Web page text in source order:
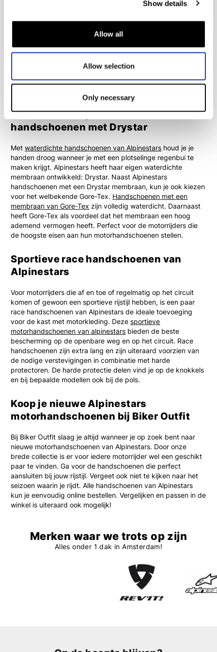
Show details
Allow all
Allow selection
Only necessary
je het beste kunt dragen. Alpinestars heeft handschoenen
modellen toch niet helemaal bij het weer passen, kun je ook
eens kijken naar midseason handschoenen van Alpinestars.
geperforeerd. Hierdoor bieden de motorhandschoenen de
nodige verkoeling. In de winter wil je natuurlijk dat de
handschoenen zijn voorzien van eenthermovoering
handen warm houdt. Bij Alpinestars heb je de keuze uit
Waterdichte Alpinestars
handschoenen met Drystar
Metwaterdichte handschoenen van Alpinestars houd je je
handen droog wanneer je met een plotselinge regenbui te
maken krijgt. Alpinestars heeft haar eigen waterdichte
membraan ontwikkeld: Drystar. Naast Alpinestars
handschoenen met een Drystar membraan, kun je ook kiezen
voor het welbekende Gore-Tex. Handschoenen met een
membraan van Gore-Tex zijn volledig waterdicht. Daarnaast
heeft Gore-Tex als voordeel dat het membraan een hoog
ademend vermogen heeft. Perfect voor de motorrijders die
de hoogste eisen aan hun motorhandschoenen stellen.
Sportieve race handschoenen van
Alpinestars
Voor motorrijders die af en toe of regelmatig op het circuit
komen of gewoon een sportieve rijstijl hebben, is een paar
race handschoenen van Alpinestars de ideale toevoeging
voor de kast met motorkleding. Dezesportieve
motorhandschoenen van alpinestars bieden de beste
bescherming op de openbare weg en op het circuit. Race
handschoenen zijn extra lang en zijn uiteraard voorzien van
de nodige verstevigingen in combinatie met harde
protectoren. De harde protectie delen vind je op de knokkels
en bij bepaalde modellen ook bij de pols.
Koop je nieuwe Alpinestars
motorhandschoenen bij Biker Outfit
Bij Biker Outfit slaag je altijd wanneer je op zoek bent naar
nieuwe motorhandschoenen van Alpinestars. Door onze
brede collectie is er voor iedere motorrijder wel een geschikt
paar te vinden. Ga voor de handschoenen die perfect
aansluiten bij jouw rijstijl. Vergeet ook niet te kijken naar het
seizoen waarin je rijdt. Alle handschoenen van Alpinestars
kun je eenvoudig online bestellen. Vergelijken en passen in de
winkel is uiteraard ook mogelijk!
Merken waar we trots op zijn
Alles onder 1 dak in Amsterdam!